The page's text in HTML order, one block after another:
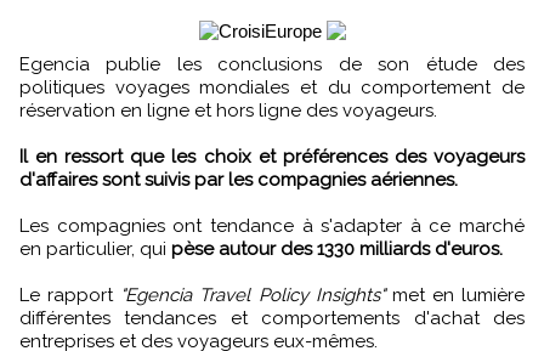
Egencia publie les conclusions de son étude des
politiques voyages mondiales et du comportement de
réservation en ligne et hors ligne des voyageurs.
Il en ressort que les choix et préférences des voyageurs
d'affaires sont suivis par les compagnies aériennes.
Les compagnies ont tendance à s'adapter à ce marché
en particulier, qui pèse autour des 1330 milliards d'euros.
Le rapport "Egencia Travel Policy Insights"met en lumière
différentes tendances et comportements d'achat des
entreprises et des voyageurs eux-mêmes.